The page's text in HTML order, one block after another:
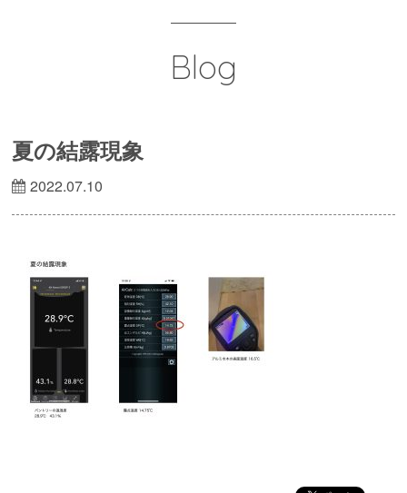
Blog
夏の結露現象
2022.07.10